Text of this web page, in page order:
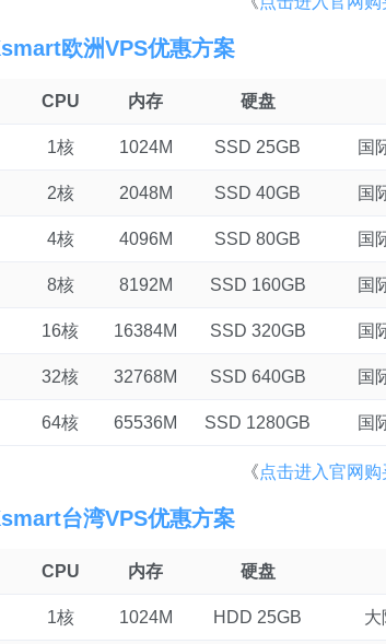
欧洲VPS优惠方案
CPU 内存 硬盘
1核 1024M SSD 25GB 国
2核 2048M SSD 40GB 国
4核 4096M SSD 80GB 国
8核 8192M SSD 160GB 国
16核 16384M SSD 320GB 国
32核 32768M SSD 640GB 国
64核 65536M SSD 1280GB 国
《点击进入官网购
台湾VPS优惠方案
CPU 内存 硬盘
1核 1024M HDD 25GB 大